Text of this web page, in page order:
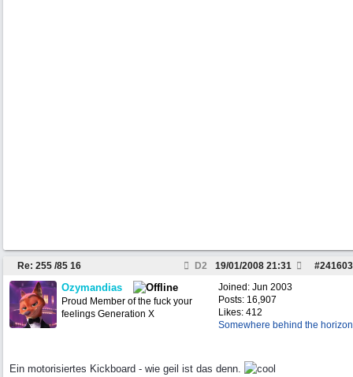
Re: 255 /85 16 D2 #241603
19/01/2008 21:31
Joined: Jun 2003
Posts: 16,907
Likes: 412
Somewhere behind the horizon
Ozymandias
Proud Member of the fuck your
feelings Generation X
Ein motorisiertes Kickboard - wie geil ist das denn.